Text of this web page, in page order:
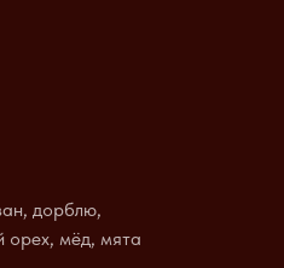
дорблю,
орех, мёд, мята